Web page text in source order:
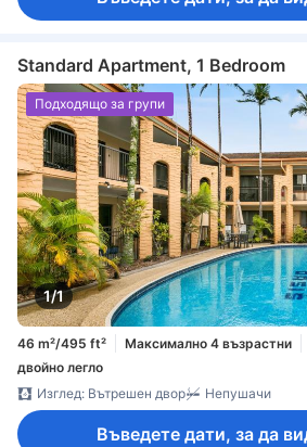
Standard Apartment, 1 Bedroom
1/1
Подходящо за групи
46 m²/495 ft² Максимално 4 възрастни
двойно легло
Изглед: Вътрешен двор
Непушачи
Въведете дати, за да